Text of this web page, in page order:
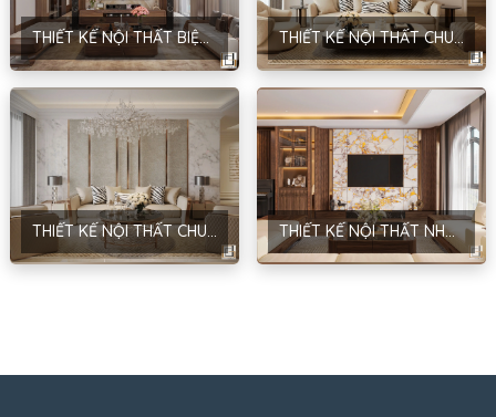
THIẾT KẾ NỘI THẤT BIỆT THỰ SÂN VƯỜN – PHONG CÁCH NEOCLASSIC – ANH HUY THIẾT KẾ NỘI THẤT CHUNG CƯ MANDARIN GARDEN – PHONG CÁCH NEOCLASSIC – ANH BÂN
THIẾT KẾ NỘI THẤT CHUNG CƯ MANDARIN GARDEN – PHONG CÁCH NEOCLASSIC – HÀ NỘI – ANH BÌNH THIẾT KẾ NỘI THẤT NHÀ Ở GIA ĐÌNH KẾT HỢP KINH DOANH – PHONG CÁCH HIỆN ĐẠI – ANH THẮNG